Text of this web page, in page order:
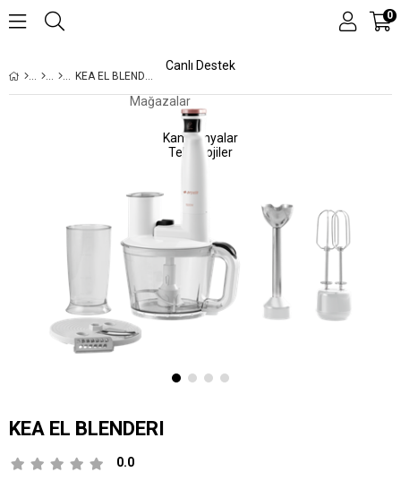
Canlı Destek
Mağazalar
Kampanyalar
Teknolojiler
0
KEA EL BLENDERI
KEA EL BLENDERI
0.0